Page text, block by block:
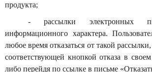
продукта;
- рассылки электронных
информационного характера.
любое время отказаться от такой
соответствующей кнопкой отказа в
либо перейдя по ссылке в письме